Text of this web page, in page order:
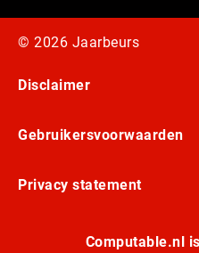
© 2026 Jaarbeurs
Disclaimer
Gebruikersvoorwaarden
Privacy statement
Computable.nl